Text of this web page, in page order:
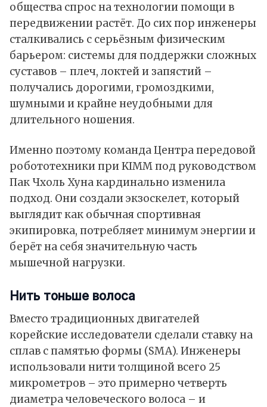
общества спрос на технологии помощи в
передвижении растёт. До сих пор инженеры
сталкивались с серьёзным физическим
барьером: системы для поддержки сложных
суставов – плеч, локтей и запястий –
получались дорогими, громоздкими,
шумными и крайне неудобными для
длительного ношения.
Именно поэтому команда Центра передовой
робототехники при KIMM под руководством
Пак Чхоль Хуна кардинально изменила
подход. Они создали экзоскелет, который
выглядит как обычная спортивная
экипировка, потребляет минимум энергии и
берёт на себя значительную часть
мышечной нагрузки.
Нить тоньше волоса
Вместо традиционных двигателей
корейские исследователи сделали ставку на
сплав с памятью формы (SMA). Инженеры
использовали нити толщиной всего 25
микрометров – это примерно четверть
диаметра человеческого волоса – и